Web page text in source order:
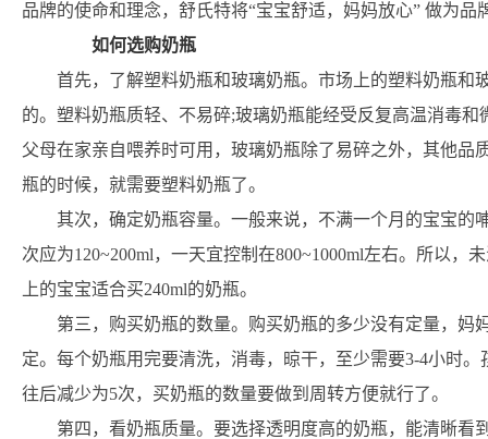
品牌的使命和理念，舒氏特将“宝宝舒适，妈妈放心” 做为品
如何选购奶瓶
首先，了解塑料奶瓶和玻璃奶瓶。市场上的塑料奶瓶和
的。塑料奶瓶质轻、不易碎;玻璃奶瓶能经受反复高温消毒
父母在家亲自喂养时可用，玻璃奶瓶除了易碎之外，其他
瓶的时候，就需要塑料奶瓶了。
其次，确定奶瓶容量。一般来说，不满一个月的宝宝的
次应为120~200ml，一天宜控制在800~1000ml左右。所以，
上的宝宝适合买240ml的奶瓶。
第三，购买奶瓶的数量。购买奶瓶的多少没有定量，
定。每个奶瓶用完要清洗，消毒，晾干，至少需要3-4小时
往后减少为5次，买奶瓶的数量要做到周转方便就行了。
第四，看奶瓶质量。要选择透明度高的奶瓶，能清晰